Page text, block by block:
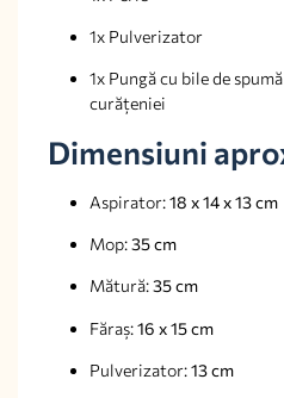
1x Pulverizator
1x Pungă cu bile de
curățeniei
Dimensiuni
Aspirator:18 x 14 x 13 cm
Mop:35 cm
Mătură:35 cm
Făraș:16 x 15 cm
Pulverizator:13 cm